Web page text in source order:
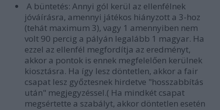
A büntetés: Annyi gól kerül az ellenfélnek
jóváírásra, amennyi játékos hiányzott a 3-hoz
(tehát maximum 3), vagy 1 amennyiben nem
volt 90 percig a pályán legalább 1 magyar. Ha
ezzel az ellenfél megfordítja az eredményt,
akkor a pontok is ennek megfelelően kerülnek
kiosztásra. Ha így lesz döntetlen, akkor a fair
csapat lesz győztesnek hirdetve "hosszabbítás
után" megjegyzéssel.( Ha mindkét csapat
megsértette a szabályt, akkor döntetlen esetén